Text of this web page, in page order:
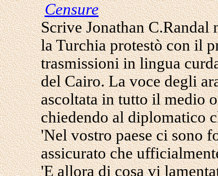
Censure
Scrive Jonathan
la Turchia protestò con il
trasmissioni in lingua
del Cairo. La voce degli
ascoltata in tutto il medio
chiedendo al diplomatico
'Nel vostro paese ci sono
assicurato che
'E allora di cosa vi